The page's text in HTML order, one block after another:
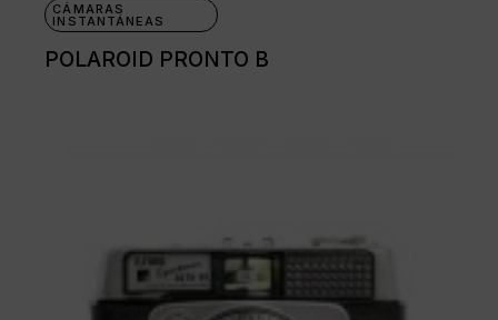
CÁMARAS
INSTANTÁNEAS
POLAROID PRONTO B